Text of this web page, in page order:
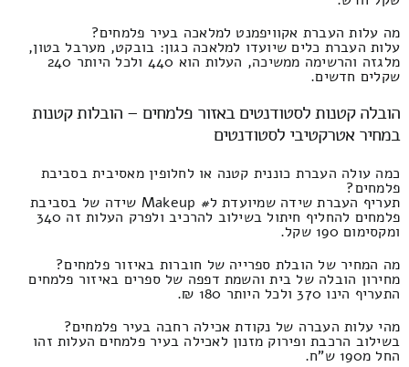
מה עלות העברת אקוויפמנט למלאכה בעיר פלמחים?
עלות העברת כלים שיועדו למלאכה כגון: בובקט, מערבל בטון,
מלגזה והרשימה ממשיכה, העלות הוא 440 ולכל היותר 240
שקלים חדשים.
הובלה קטנות לסטודנטים באזור פלמחים – הובלות קטנות
במחיר אטרקטיבי לסטודנטים
כמה עולה העברת כוננית קטנה או לחלופין מאסיבית בסביבת
פלמחים?
תעריף העברת שידה שמיועדת ל# Makeup שידה של בסביבת
פלמחים להחליף חיתול בשילוב להרכיב ולפרק העלות זה 340
ומקסימום 190 שקל.
מה המחיר של הובלת ספרייה של חוברות באיזור פלמחים?
מחירון הובלה של בית והשמת דפפה של ספרים באיזור פלמחים
התעריף הינו 370 ולכל היותר 180 ₪.
מהי עלות העברה של נקודת אכילה רחבה בעיר פלמחים?
בשילוב הרכבת ופירוק מזנון לאכילה בעיר פלמחים העלות זהו
החל מ190 ש"ח.